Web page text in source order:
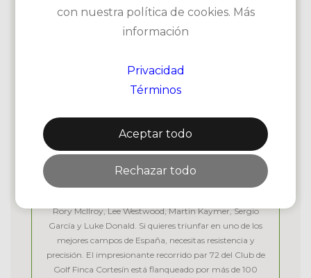
El Champions Course del Club de Golf Finca Cortesín
campo diseñado por Cabell B. Robinson ha sido elegido
como sede de la Solheim Cup. En 2023, la competición
por equipos más prestigiosa del golf femenino se
celebrará en el Club de Golf Finca Cortesín.
Rory McIlroy, Lee Westwood, Martin Kaymer, Sergio
García y Luke Donald. Si quieres triunfar en uno de los
mejores campos de España, necesitas resistencia y
precisión. El impresionante recorrido par 72 del Club de
Golf Finca Cortesín está flanqueado por más de 100
con nuestra política de cookies. Más
información
Privacidad
Términos
Aceptar todo
Rechazar todo